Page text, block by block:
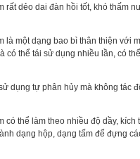
rất dẻo dai đàn hồi tốt, khó thấm
là một dạng bao bì thân thiện với
có thể tái sử dụng nhiều lần, có
dụng tự phân hủy mà không tác
có thể làm theo nhiều độ dầy,
dạng hộp, dạng tấm để đựng